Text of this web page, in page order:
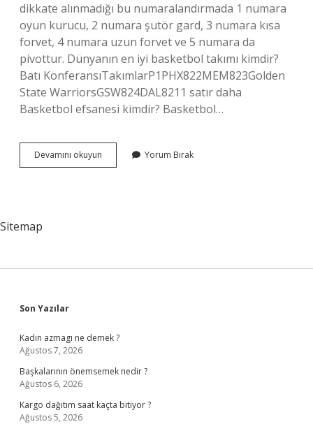
dikkate alınmadığı bu numaralandırmada 1 numara
oyun kurucu, 2 numara şutör gard, 3 numara kısa
forvet, 4 numara uzun forvet ve 5 numara da
pivottur. Dünyanın en iyi basketbol takımı kimdir?
Batı KonferansıTakımlarP1PHX822MEM823Golden
State WarriorsGSW824DAL8211 satır daha
Basketbol efsanesi kimdir? Basketbol…
Devamını okuyun Dünyanın
En
Yorum Bırak
Sitemap
Sidebar
Son Yazılar
Kadın azmagı ne demek ?
Ağustos 7, 2026
Başkalarının önemsemek nedir ?
Ağustos 6, 2026
Kargo dağıtım saat kaçta bitiyor ?
Ağustos 5, 2026